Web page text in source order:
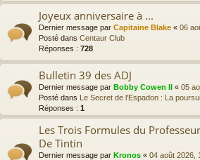
Joyeux anniversaire à ...
Dernier message par Capitaine Blake « 06
Posté dans Centaur Club
Réponses : 728
Bulletin 39 des ADJ
Dernier message par Bobby Cowen II « 05
Posté dans Le Secret de l'Espadon : La
Réponses : 1
Les Trois Formules du
De Tintin
Dernier message par Kronos « 04 août 2026,